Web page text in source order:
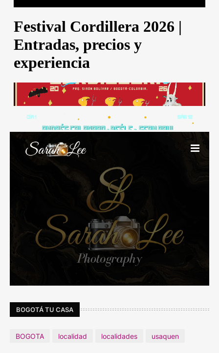
BOGOTÁ TU CASA
BOGOTA localidad localidades usaquen